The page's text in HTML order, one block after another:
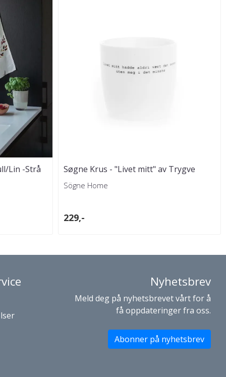
Lin -Strå
Søgne Krus - "Livet mitt" av Trygve
Skaug
Sögne Home
229,-
Nyhetsbrev
Meld deg på nyhetsbrevet vårt for å
få oppdateringer fra oss.
Abonner på nyhetsbrev